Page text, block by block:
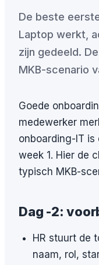
De beste
Laptop werkt,
zijn gedeeld.
MKB-scenario
Goede
medewerker
onboarding-IT
week 1. Hier de
typisch MKB-
Dag -2:
HR stuurt de
naam, rol,